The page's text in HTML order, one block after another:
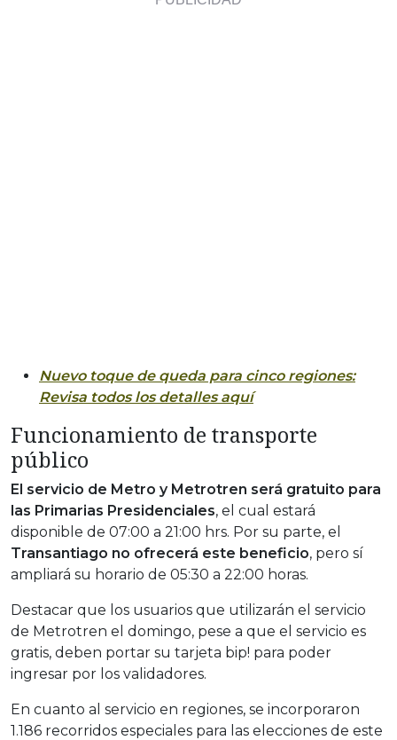
Nuevo toque de queda para cinco regiones:
Revisa todos los detalles aquí
Funcionamiento de transporte
público
El servicio de Metro y Metrotren será gratuito para
las Primarias Presidenciales, el cual estará
disponible de 07:00 a 21:00 hrs. Por su parte, el
Transantiago no ofrecerá este beneficio, pero sí
ampliará su horario de 05:30 a 22:00 horas.
Destacar que los usuarios que utilizarán el servicio
de Metrotren el domingo, pese a que el servicio es
gratis, deben portar su tarjeta bip! para poder
ingresar por los validadores.
En cuanto al servicio en regiones, se incorporaron
1.186 recorridos especiales para las elecciones de este